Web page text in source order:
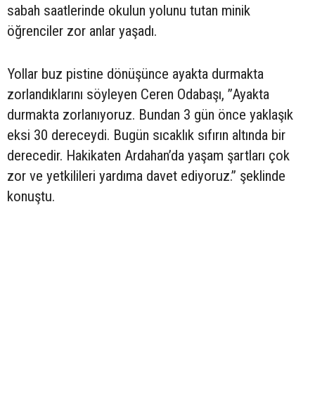
sabah saatlerinde okulun yolunu tutan minik
öğrenciler zor anlar yaşadı.
Yollar buz pistine dönüşünce ayakta durmakta
zorlandıklarını söyleyen Ceren Odabaşı, ’’Ayakta
durmakta zorlanıyoruz. Bundan 3 gün önce yaklaşık
eksi 30 dereceydi. Bugün sıcaklık sıfırın altında bir
derecedir. Hakikaten Ardahan’da yaşam şartları çok
zor ve yetkilileri yardıma davet ediyoruz.’’ şeklinde
konuştu.